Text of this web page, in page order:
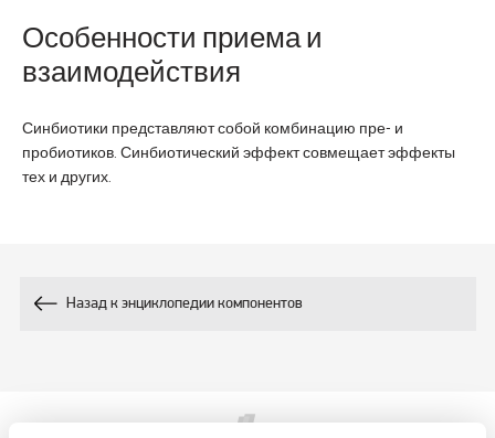
Особенности приема и
взаимодействия
Синбиотики представляют собой комбинацию пре- и
пробиотиков. Синбиотический эффект совмещает эффекты
тех и других.
Назад к энциклопедии компонентов